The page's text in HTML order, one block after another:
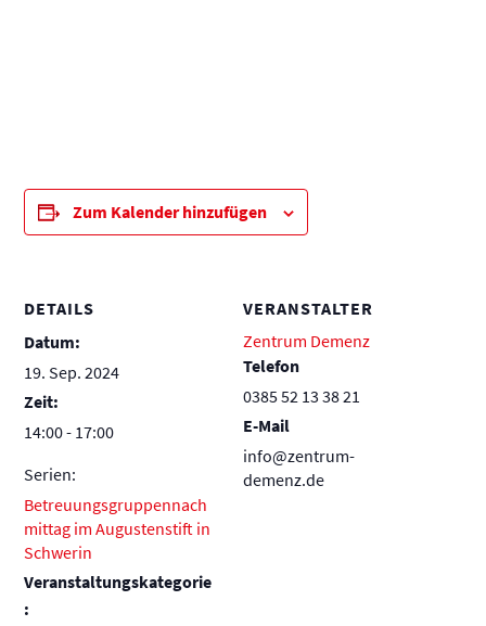
Zum Kalender hinzufügen
DETAILS
Datum:
19. Sep. 2024
Zeit:
14:00 - 17:00
Serien:
Betreuungsgruppennach
mittag im Augustenstift in
Schwerin
Veranstaltungskategorie
:
VERANSTALTER
Zentrum Demenz
Telefon
0385 52 13 38 21
E-Mail
info@zentrum-
demenz.de